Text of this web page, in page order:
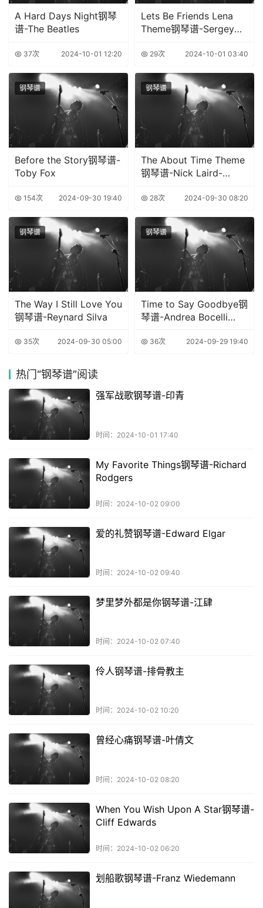
A Hard Days Night钢琴
谱-The Beatles
37次 2024-10-01 12:20
Lets Be Friends Lena
Theme钢琴谱-Sergey
29次 2024-10-01 03:40
钢琴谱
Before the Story钢琴谱-
Toby Fox
154次 2024-09-30 19:40
钢琴谱
The About Time Theme
钢琴谱-Nick Laird-
28次 2024-09-30 08:20
钢琴谱
The Way I Still Love You
钢琴谱-Reynard Silva
35次 2024-09-30 05:00
钢琴谱
Time to Say Goodbye钢
琴谱-Andrea Bocelli
36次 2024-09-29 19:40
热门“钢琴谱”阅读
强军战歌钢琴谱-印青
时间：2024-10-01 17:40
My Favorite Things钢琴谱-Richard
Rodgers
时间：2024-10-02 09:00
爱的礼赞钢琴谱-Edward Elgar
时间：2024-10-02 09:40
梦里梦外都是你钢琴谱-江肆
时间：2024-10-02 07:40
伶人钢琴谱-排骨教主
时间：2024-10-02 10:20
曾经心痛钢琴谱-叶倩文
时间：2024-10-02 08:20
When You Wish Upon A Star钢琴谱-
Cliff Edwards
时间：2024-10-02 06:20
划船歌钢琴谱-Franz Wiedemann